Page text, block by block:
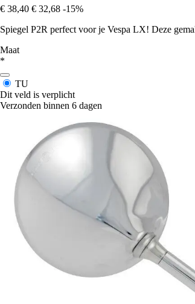
€ 38,40 € 32,68 -15%
Spiegel P2R perfect voor je Vespa LX! Deze
Maat
*
TU
Dit veld is verplicht
Verzonden binnen 6 dagen